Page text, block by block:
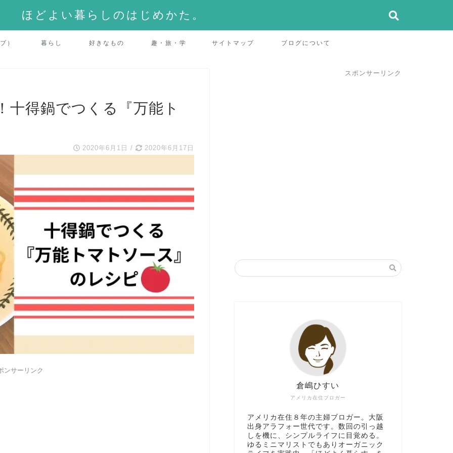
ほどよい暮らしのはじめかた。
） 暮らし 好きなもの 趣・旅・学 サイトマップ ブログについて
十得鍋でつくる『万能ト
2020年6月1日 / 2020年6月17日
ンサーリンク
スポンサーリンク
アメリカ在住ブロガー
倉嶋ひすい
アメリカ在住８年の主婦ブロガー。大阪
出身アラフォー世代です。数回の引っ越
しを機に、シンプルライフに目覚める。
ゆるミニマリストでもありオーガニック